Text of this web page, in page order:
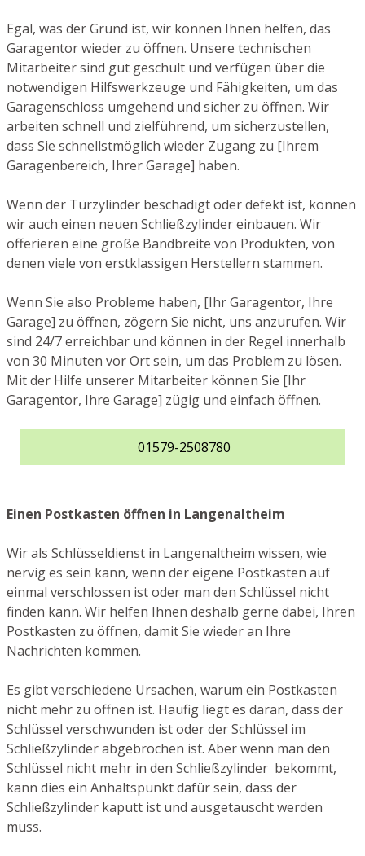
Egal, was der Grund ist, wir können Ihnen helfen, das
Garagentor wieder zu öffnen. Unsere technischen
Mitarbeiter sind gut geschult und verfügen über die
notwendigen Hilfswerkzeuge und Fähigkeiten, um das
Garagenschloss umgehend und sicher zu öffnen. Wir
arbeiten schnell und zielführend, um sicherzustellen,
dass Sie schnellstmöglich wieder Zugang zu [Ihrem
Garagenbereich, Ihrer Garage] haben.
Wenn der Türzylinder beschädigt oder defekt ist, können
wir auch einen neuen Schließzylinder einbauen. Wir
offerieren eine große Bandbreite von Produkten, von
denen viele von erstklassigen Herstellern stammen.
Wenn Sie also Probleme haben, [Ihr Garagentor, Ihre
Garage] zu öffnen, zögern Sie nicht, uns anzurufen. Wir
sind 24/7 erreichbar und können in der Regel innerhalb
von 30 Minuten vor Ort sein, um das Problem zu lösen.
Mit der Hilfe unserer Mitarbeiter können Sie [Ihr
Garagentor, Ihre Garage] zügig und einfach öffnen.
01579-2508780
Einen Postkasten öffnen in Langenaltheim
Wir als Schlüsseldienst in Langenaltheim wissen, wie
nervig es sein kann, wenn der eigene Postkasten auf
einmal verschlossen ist oder man den Schlüssel nicht
finden kann. Wir helfen Ihnen deshalb gerne dabei, Ihren
Postkasten zu öffnen, damit Sie wieder an Ihre
Nachrichten kommen.
Es gibt verschiedene Ursachen, warum ein Postkasten
nicht mehr zu öffnen ist. Häufig liegt es daran, dass der
Schlüssel verschwunden ist oder der Schlüssel im
Schließzylinder abgebrochen ist. Aber wenn man den
Schlüssel nicht mehr in den Schließzylinder bekommt,
kann dies ein Anhaltspunkt dafür sein, dass der
Schließzylinder kaputt ist und ausgetauscht werden
muss.